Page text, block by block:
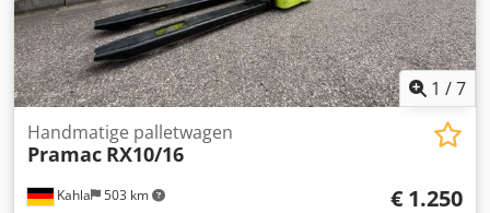
1 /7
Kahla 503 km
Handmatige palletwagen
Pramac RX10/16
€ 1.250